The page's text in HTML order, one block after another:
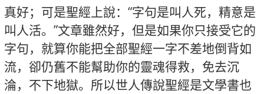
真好；可是聖經上說：“字句是叫人死，精意是
叫人活。”文章雖然好，但是如果你只接受它的
字句，就算你能把全部聖經一字不差地倒背如
流，卻仍舊不能幫助你的靈魂得救，免去沉
淪，不下地獄。所以世人傳說聖經是文學書也